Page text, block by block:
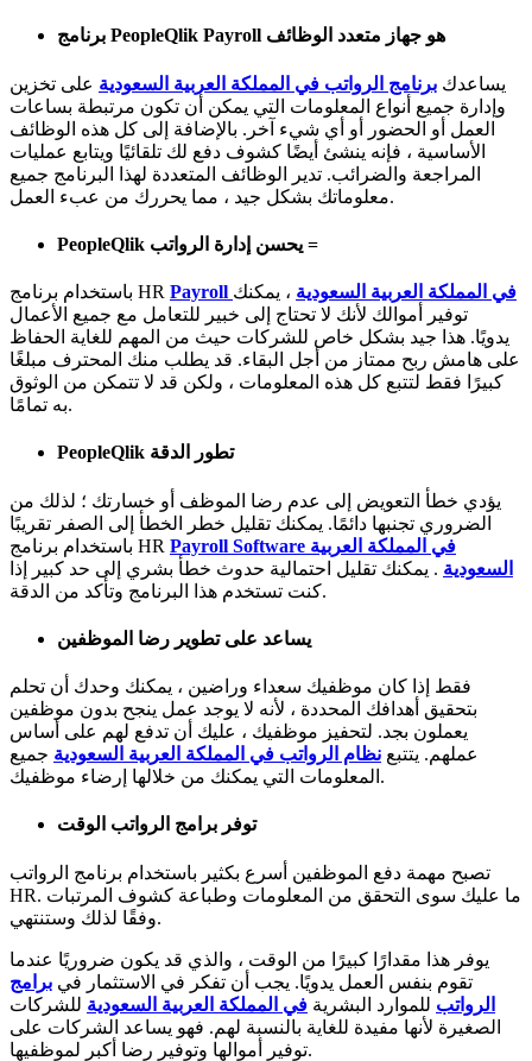
برنامج PeopleQlik Payroll هو جهاز متعدد الوظائف
يساعدك برنامج الرواتب في المملكة العربية السعودية على تخزين
وإدارة جميع أنواع المعلومات التي يمكن أن تكون مرتبطة بساعات
العمل أو الحضور أو أي شيء آخر. بالإضافة إلى كل هذه الوظائف
الأساسية ، فإنه ينشئ أيضًا كشوف دفع لك تلقائيًا ويتابع عمليات
المراجعة والضرائب. تدير الوظائف المتعددة لهذا البرنامج جميع
معلوماتك بشكل جيد ، مما يحررك من عبء العمل.
PeopleQlik يحسن إدارة الرواتب =
باستخدام برنامج HR Payroll في المملكة العربية السعودية ، يمكنك
توفير أموالك لأنك لا تحتاج إلى خبير للتعامل مع جميع الأعمال
يدويًا. هذا جيد بشكل خاص للشركات حيث من المهم للغاية الحفاظ
على هامش ربح ممتاز من أجل البقاء. قد يطلب منك المحترف مبلغًا
كبيرًا فقط لتتبع كل هذه المعلومات ، ولكن قد لا تتمكن من الوثوق
به تمامًا.
PeopleQlik تطور الدقة
يؤدي خطأ التعويض إلى عدم رضا الموظف أو خسارتك ؛ لذلك من
الضروري تجنبها دائمًا. يمكنك تقليل خطر الخطأ إلى الصفر تقريبًا
باستخدام برنامج HR Payroll Software في المملكة العربية
السعودية . يمكنك تقليل احتمالية حدوث خطأ بشري إلى حد كبير إذا
كنت تستخدم هذا البرنامج وتأكد من الدقة.
يساعد على تطوير رضا الموظفين
فقط إذا كان موظفيك سعداء وراضين ، يمكنك وحدك أن تحلم
بتحقيق أهدافك المحددة ، لأنه لا يوجد عمل ينجح بدون موظفين
يعملون بجد. لتحفيز موظفيك ، عليك أن تدفع لهم على أساس
عملهم. يتتبع نظام الرواتب في المملكة العربية السعودية جميع
المعلومات التي يمكنك من خلالها إرضاء موظفيك.
توفر برامج الرواتب الوقت
تصبح مهمة دفع الموظفين أسرع بكثير باستخدام برنامج الرواتب
HR. ما عليك سوى التحقق من المعلومات وطباعة كشوف المرتبات
وفقًا لذلك وستنتهي.
يوفر هذا مقدارًا كبيرًا من الوقت ، والذي قد يكون ضروريًا عندما
تقوم بنفس العمل يدويًا. يجب أن تفكر في الاستثمار في برامج
الرواتب للموارد البشرية في المملكة العربية السعودية للشركات
الصغيرة لأنها مفيدة للغاية بالنسبة لهم. فهو يساعد الشركات على
توفير أموالها وتوفير رضا أكبر لموظفيها.